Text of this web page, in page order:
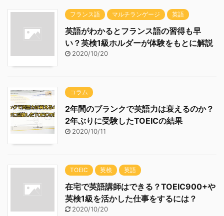
フランス語 マルチランゲージ 英語
英語がわかるとフランス語の習得も早
い？英検1級ホルダーが体験をもとに解説
2020/10/20
コラム
2年間のブランクで英語力は衰えるのか？
2年ぶりに受験したTOEICの結果
2020/10/11
TOEIC 英検 英語
在宅で英語講師はできる？TOEIC900+や
英検1級を活かした仕事をするには？
2020/10/20